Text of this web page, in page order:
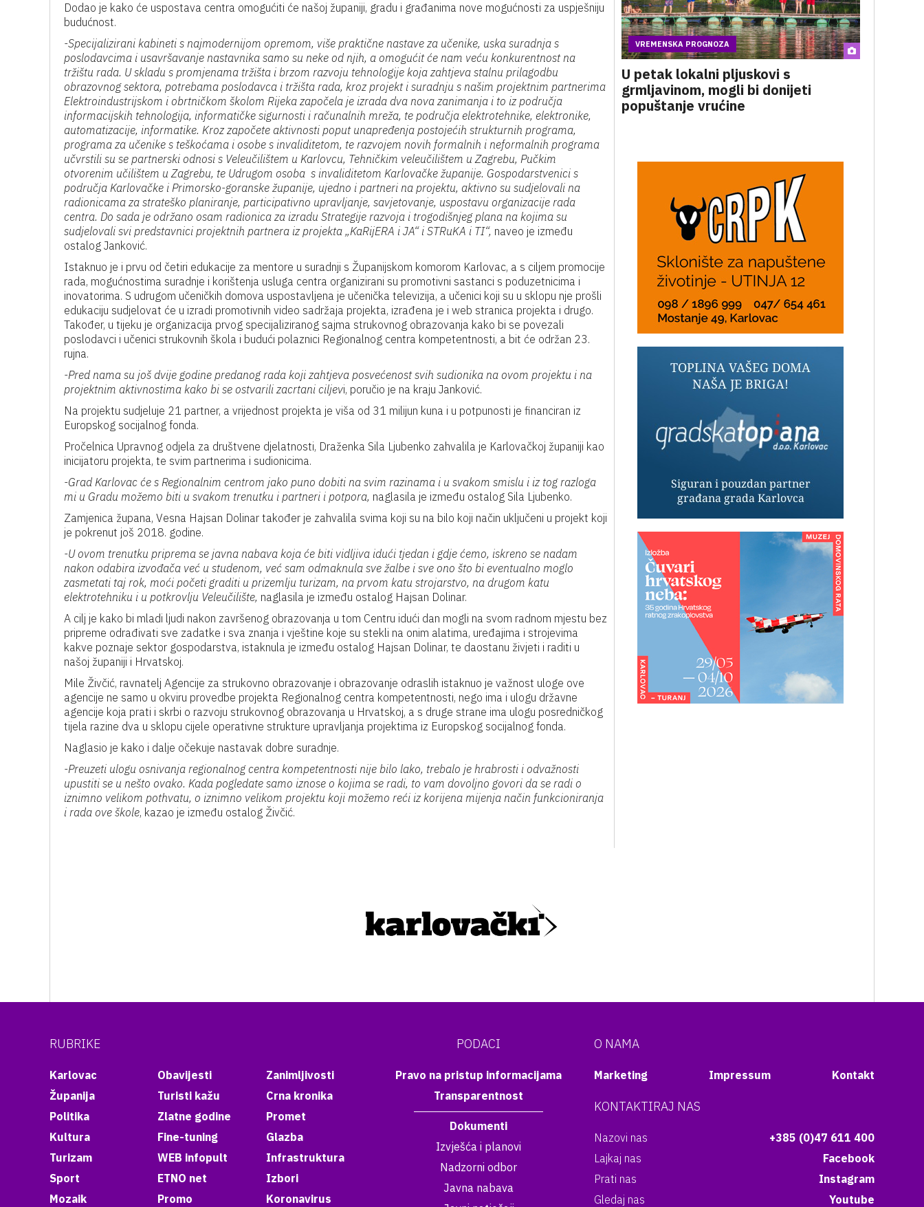
Dodao je kako će uspostava centra omogućiti će našoj županiji, gradu i građanima nove mogućnosti za uspješniju
budućnost.
-Specijalizirani kabineti s najmodernijom opremom, više praktične nastave za učenike, uska suradnja s
poslodavcima i usavršavanje nastavnika samo su neke od njih, a omogućit će nam veću konkurentnost na
tržištu rada. U skladu s promjenama tržišta i brzom razvoju tehnologije koja zahtjeva stalnu prilagodbu
obrazovnog sektora, potrebama poslodavca i tržišta rada, kroz projekt i suradnju s našim projektnim partnerima
Elektroindustrijskom i obrtničkom školom Rijeka započela je izrada dva nova zanimanja i to iz područja
informacijskih tehnologija, informatičke sigurnosti i računalnih mreža, te područja elektrotehnike, elektronike,
automatizacije, informatike. Kroz započete aktivnosti poput unapređenja postojećih strukturnih programa,
programa za učenike s teškoćama i osobe s invaliditetom, te razvojem novih formalnih i neformalnih programa
učvrstili su se partnerski odnosi s Veleučilištem u Karlovcu, Tehničkim veleučilištem u Zagrebu, Pučkim
otvorenim učilištem u Zagrebu, te Udrugom osoba s invaliditetom Karlovačke županije. Gospodarstvenici s
područja Karlovačke i Primorsko-goranske županije, ujedno i partneri na projektu, aktivno su sudjelovali na
radionicama za strateško planiranje, participativno upravljanje, savjetovanje, uspostavu organizacije rada
centra. Do sada je održano osam radionica za izradu Strategije razvoja i trogodišnjeg plana na kojima su
sudjelovali svi predstavnici projektnih partnera iz projekta „KaRijERA i JA“ i STRuKA i TI“, naveo je između
ostalog Janković.
Istaknuo je i prvu od četiri edukacije za mentore u suradnji s Županijskom komorom Karlovac, a s ciljem promocije
rada, mogućnostima suradnje i korištenja usluga centra organizirani su promotivni sastanci s poduzetnicima i
inovatorima. S udrugom učeničkih domova uspostavljena je učenička televizija, a učenici koji su u sklopu nje prošli
edukaciju sudjelovat će u izradi promotivnih video sadržaja projekta, izrađena je i web stranica projekta i drugo.
Također, u tijeku je organizacija prvog specijaliziranog sajma strukovnog obrazovanja kako bi se povezali
poslodavci i učenici strukovnih škola i budući polaznici Regionalnog centra kompetentnosti, a bit će održan 23.
rujna.
-Pred nama su još dvije godine predanog rada koji zahtjeva posvećenost svih sudionika na ovom projektu i na
projektnim aktivnostima kako bi se ostvarili zacrtani ciljevi, poručio je na kraju Janković.
Na projektu sudjeluje 21 partner, a vrijednost projekta je viša od 31 milijun kuna i u potpunosti je financiran iz
Europskog socijalnog fonda.
Pročelnica Upravnog odjela za društvene djelatnosti, Draženka Sila Ljubenko zahvalila je Karlovačkoj županiji kao
inicijatoru projekta, te svim partnerima i sudionicima.
-Grad Karlovac će s Regionalnim centrom jako puno dobiti na svim razinama i u svakom smislu i iz tog razloga
mi u Gradu možemo biti u svakom trenutku i partneri i potpora, naglasila je između ostalog Sila Ljubenko.
Zamjenica župana, Vesna Hajsan Dolinar također je zahvalila svima koji su na bilo koji način uključeni u projekt koji
je pokrenut još 2018. godine.
-U ovom trenutku priprema se javna nabava koja će biti vidljiva idući tjedan i gdje ćemo, iskreno se nadam
nakon odabira izvođača već u studenom, već sam odmaknula sve žalbe i sve ono što bi eventualno moglo
zasmetati taj rok, moći početi graditi u prizemlju turizam, na prvom katu strojarstvo, na drugom katu
elektrotehniku i u potkrovlju Veleučilište, naglasila je između ostalog Hajsan Dolinar.
A cilj je kako bi mladi ljudi nakon završenog obrazovanja u tom Centru idući dan mogli na svom radnom mjestu bez
pripreme odrađivati sve zadatke i sva znanja i vještine koje su stekli na onim alatima, uređajima i strojevima
kakve poznaje sektor gospodarstva, istaknula je između ostalog Hajsan Dolinar, te daostanu živjeti i raditi u
našoj županiji i Hrvatskoj.
Mile Živčić, ravnatelj Agencije za strukovno obrazovanje i obrazovanje odraslih istaknuo je važnost uloge ove
agencije ne samo u okviru provedbe projekta Regionalnog centra kompetentnosti, nego ima i ulogu državne
agencije koja prati i skrbi o razvoju strukovnog obrazovanja u Hrvatskoj, a s druge strane ima ulogu posredničkog
tijela razine dva u sklopu cijele operativne strukture upravljanja projektima iz Europskog socijalnog fonda.
Naglasio je kako i dalje očekuje nastavak dobre suradnje.
-Preuzeti ulogu osnivanja regionalnog centra kompetentnosti nije bilo lako, trebalo je hrabrosti i odvažnosti
upustiti se u nešto ovako. Kada pogledate samo iznose o kojima se radi, to vam dovoljno govori da se radi o
iznimno velikom pothvatu, o iznimno velikom projektu koji možemo reći iz korijena mijenja način funkcioniranja
i rada ove škole, kazao je između ostalog Živčić.
VREMENSKA PROGNOZA
U petak lokalni pljuskovi s
grmljavinom, mogli bi donijeti
popuštanje vrućine
RUBRIKE
Karlovac
Županija
Politika
Kultura
Turizam
Sport
Mozaik
Obavijesti
Turisti kažu
Zlatne godine
Fine-tuning
WEB infopult
ETNO net
Promo
Zanimljivosti
Crna kronika
Promet
Glazba
Infrastruktura
Izbori
Koronavirus
PODACI
Pravo na pristup informacijama
Transparentnost
Dokumenti
Izvješća i planovi
Nadzorni odbor
Javna nabava
O NAMA
Marketing Impressum Kontakt
KONTAKTIRAJ NAS
Nazovi nas
+385 (0)47 611 400
Lajkaj nas
Facebook
Prati nas
Instagram
Gledaj nas
Youtube